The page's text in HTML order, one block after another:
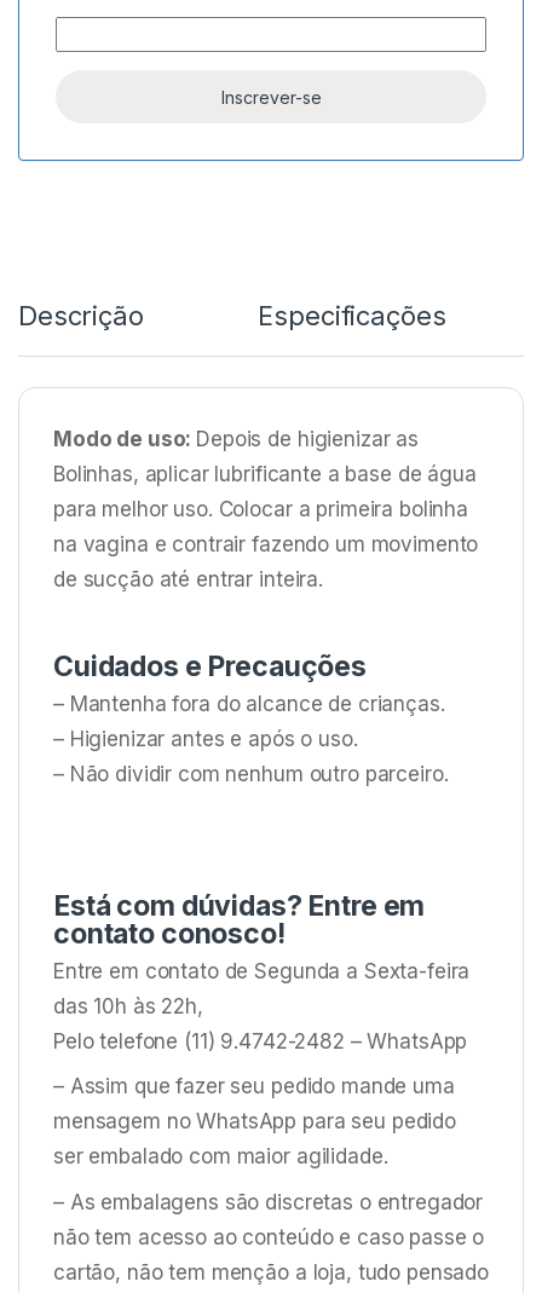
Descrição Especificações
Modo de uso: Depois de higienizar as
Bolinhas, aplicar lubrificante a base de água
para melhor uso. Colocar a primeira bolinha
na vagina e contrair fazendo um movimento
de sucção até entrar inteira.
Cuidados e Precauções
– Mantenha fora do alcance de crianças.
– Higienizar antes e após o uso.
– Não dividir com nenhum outro parceiro.
Está com dúvidas? Entre em
contato conosco!
Entre em contato de Segunda a Sexta-feira
das 10h às 22h,
Pelo telefone (11) 9.4742-2482 – WhatsApp
– Assim que fazer seu pedido mande uma
mensagem no WhatsApp para seu pedido
ser embalado com maior agilidade.
– As embalagens são discretas o entregador
não tem acesso ao conteúdo e caso passe o
cartão, não tem menção a loja, tudo pensado